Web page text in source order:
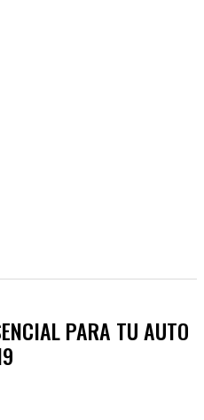
PARA TU AUTO